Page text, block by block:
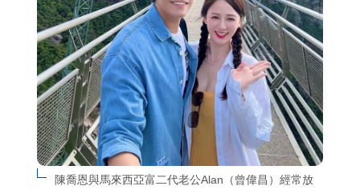
陳喬恩與馬來西亞富二代老公Alan（曾偉昌）經常放